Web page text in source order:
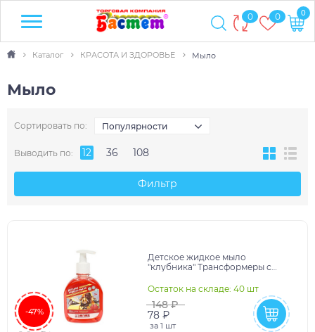
0 0 0
Каталог КРАСОТА И ЗДОРОВЬЕ Мыло
Мыло
Сортировать по: Популярности
Выводить по: 12 36 108
Фильтр
-47%
Детское жидкое мыло
"клубника" Трансформеры с
300мл Умка в кор.8шт
Остаток на складе: 40 шт
148 ₽
78 ₽
за 1 шт